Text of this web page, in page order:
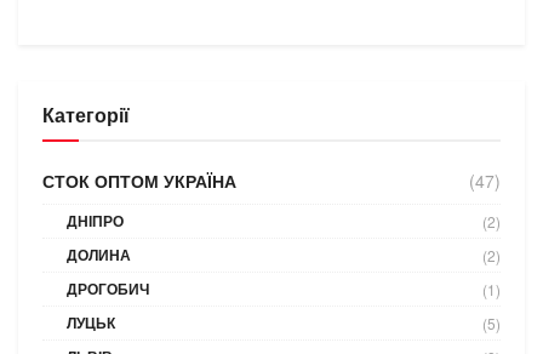
Категорії
СТОК ОПТОМ УКРАЇНА (47)
ДНІПРО (2)
ДОЛИНА (2)
ДРОГОБИЧ (1)
ЛУЦЬК (5)